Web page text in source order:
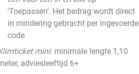
'Toepassen'. Het bedrag wordt direct
in mindering gebracht per ingevoerde
code
mini: minimale lengte 1,10
adviesleeftijd 6+